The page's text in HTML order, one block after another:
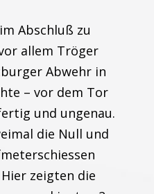
Abschluß zu
allem Tröger
Abwehr in
– vor dem Tor
und ungenau.
die Null und
zeigten die